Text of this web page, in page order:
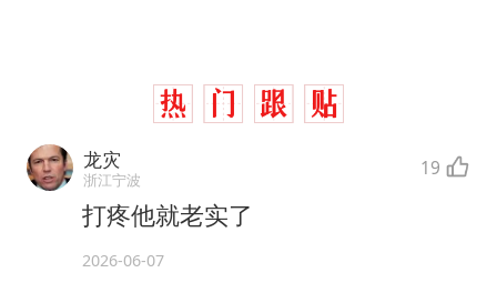
龙灾
浙江宁波 19
打疼他就老实了
2026-06-07